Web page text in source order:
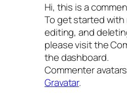
Hi, this is a
To get started with
editing, and
please visit the
the dashboard.
Commenter
Gravatar.